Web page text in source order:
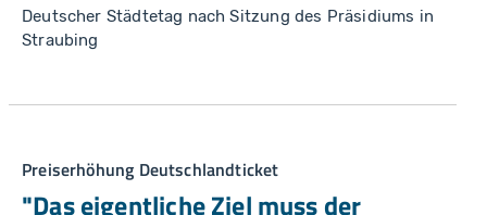
Deutscher Städtetag nach Sitzung des Präsidiums in
Straubing
Preiserhöhung Deutschlandticket
"Das eigentliche Ziel muss der